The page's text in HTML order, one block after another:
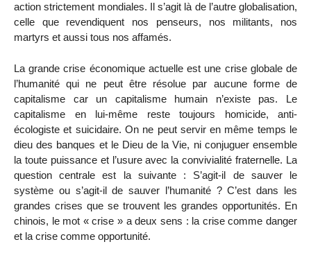
action strictement mondiales. Il s’agit là de l’autre globalisation,
celle que revendiquent nos penseurs, nos militants, nos
martyrs et aussi tous nos affamés.
La grande crise économique actuelle est une crise globale de
l’humanité qui ne peut être résolue par aucune forme de
capitalisme car un capitalisme humain n’existe pas. Le
capitalisme en lui-même reste toujours homicide, anti-
écologiste et suicidaire. On ne peut servir en même temps le
dieu des banques et le Dieu de la Vie, ni conjuguer ensemble
la toute puissance et l’usure avec la convivialité fraternelle. La
question centrale est la suivante : S’agit-il de sauver le
système ou s’agit-il de sauver l’humanité ? C’est dans les
grandes crises que se trouvent les grandes opportunités. En
chinois, le mot « crise » a deux sens : la crise comme danger
et la crise comme opportunité.